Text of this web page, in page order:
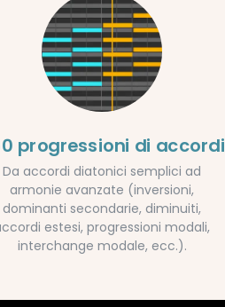
progressioni di accordi
Da accordi diatonici semplici ad
armonie avanzate (inversioni,
dominanti secondarie, diminuiti,
estesi, progressioni modali,
interchange modale, ecc.).